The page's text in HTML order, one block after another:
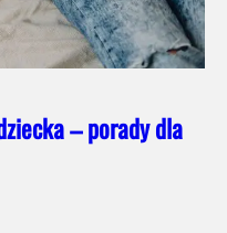
– porady dla